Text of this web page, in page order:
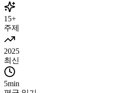
15+
주제
2025
최신
5min